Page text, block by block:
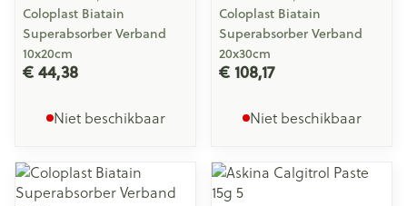
Coloplast Biatain
Superabsorber Verband
10x20cm
€ 44,38
Niet beschikbaar
Coloplast Biatain
Superabsorber Verband
20x30cm
€ 108,17
Niet beschikbaar